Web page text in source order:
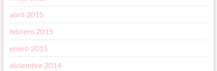
abril 2015
febrero 2015
enero 2015
diciembre 2014